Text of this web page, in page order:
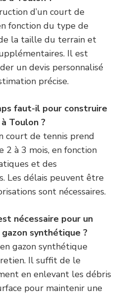
d’un court de
fonction du type de
la taille du terrain et
Il est
un devis personnalisé
précise.
faut-il pour construire
Toulon ?
court de tennis prend
2 à 3 mois, en fonction
et des
Les délais peuvent être
sont nécessaires.
nécessaire pour un
synthétique ?
gazon synthétique
Il suffit de le
en enlevant les débris
pour maintenir une